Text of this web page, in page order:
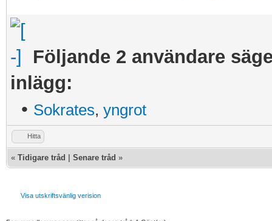
Följande 2 användare
inlägg:
• Sokrates, yngrot
Hitta
« Tidigare tråd Senare tråd »
Visa utskriftsvänlig verision